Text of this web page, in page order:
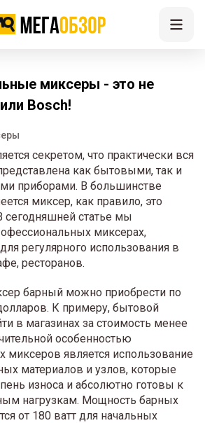
миксеры - это не
Bosch!
секретом, что практически вся
как бытовыми, так и
приборами. В большинстве
миксер, как правило, это
статье мы
миксерах,
регулярного использования в
ресторанов.
барный можно приобрести по
К примеру, бытовой
в магазинах за стоимость менее
особенностью
миксеров является использование
материалов и узлов, которые
износа и абсолютно готовы к
нагрузкам. Мощность барных
от 180 ватт для начальных